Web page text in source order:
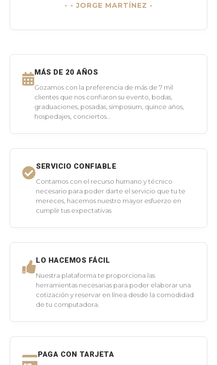
- JORGE MARTÍNEZ -
MÁS DE 20 AÑOS
Gozamos con la preferencia de más de 7 mil
clientes que nos confiaron su evento, bodas,
graduaciones, posadas, simposium, quince años,
hospedajes, conciertos...
SERVICIO CONFIABLE
Contamos con el recurso humano y técnico
necesario para poder darte el servicio que tu te
mereces, hacemos nuestro mayor esfuerzo en
cumplir tus expectativas
LO HACEMOS FÁCIL
Nuestra plataforma te proporciona las
herramientas necesarias para poder elaborar una
cotización y reservar en línea desde la comodidad
de tu computadora.
PAGA CON TARJETA